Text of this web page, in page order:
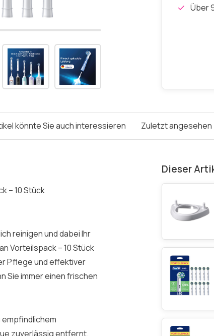
Über
könnte Sie auch interessieren Zuletzt angesehen
– 10 Stück
reinigen und dabei Ihr
Vorteilspack – 10 Stück
Pflege und effektiver
Sie immer einen frischen
zuverlässig entfernt.
Dieser